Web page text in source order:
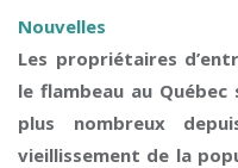
Nouvelles
Les propriétaires
le flambeau au
plus nombreux
vieillissement de la